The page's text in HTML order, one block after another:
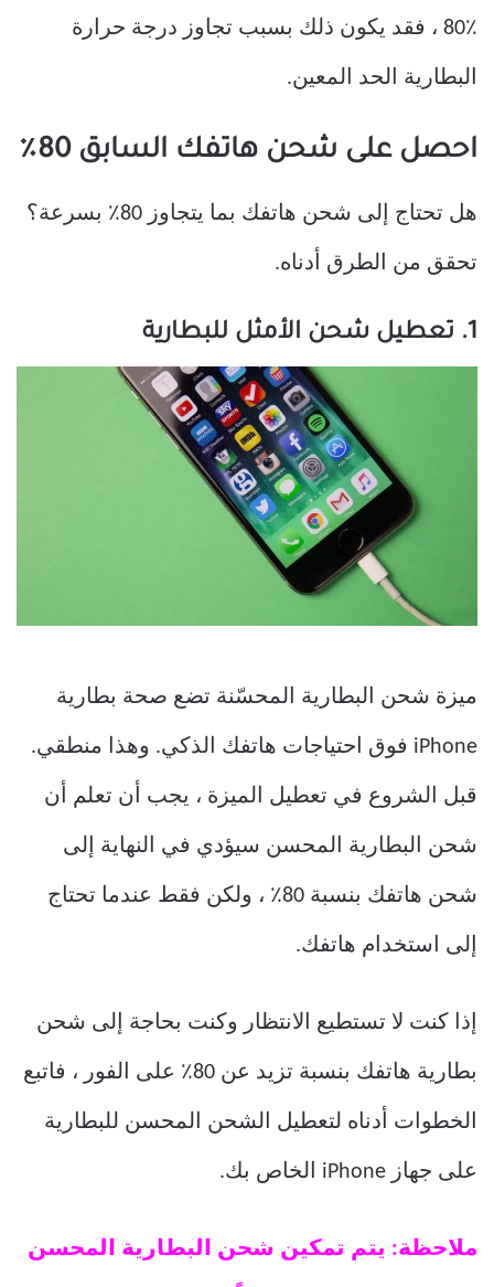
80٪ ، فقد يكون ذلك بسبب تجاوز درجة حرارة
البطارية الحد المعين.
احصل على شحن هاتفك السابق 80٪
هل تحتاج إلى شحن هاتفك بما يتجاوز 80٪ بسرعة؟
تحقق من الطرق أدناه.
1. تعطيل شحن الأمثل للبطارية
ميزة شحن البطارية المحسّنة تضع صحة بطارية
iPhone فوق احتياجات هاتفك الذكي. وهذا منطقي.
قبل الشروع في تعطيل الميزة ، يجب أن تعلم أن
شحن البطارية المحسن سيؤدي في النهاية إلى
شحن هاتفك بنسبة 80٪ ، ولكن فقط عندما تحتاج
إلى استخدام هاتفك.
إذا كنت لا تستطيع الانتظار وكنت بحاجة إلى شحن
بطارية هاتفك بنسبة تزيد عن 80٪ على الفور ، فاتبع
الخطوات أدناه لتعطيل الشحن المحسن للبطارية
على جهاز iPhone الخاص بك.
ملاحظة: يتم تمكين شحن البطارية المحسن